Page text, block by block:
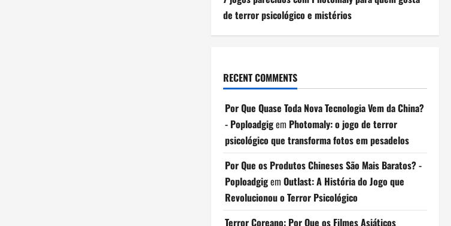
de terror psicológico e mistérios
RECENT COMMENTS
Por Que Quase Toda Nova Tecnologia Vem da China?
- Poploadgigem Photomaly: o jogo de terror
psicológico que transforma fotos em pesadelos
Por Que os Produtos Chineses São Mais Baratos? -
Poploadgigem Outlast: A História do Jogo que
Revolucionou o Terror Psicológico
Terror Coreano: Por Que os Filmes Asiáticos